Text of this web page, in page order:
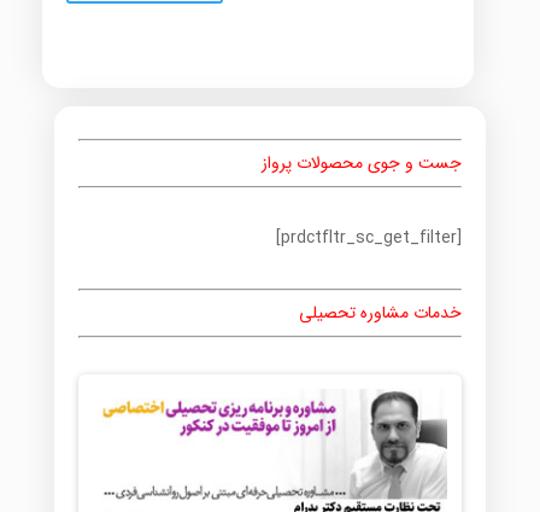
جست و جوی محصولات پرواز
[prdctfltr_sc_get_filter]
خدمات مشاوره تحصیلی